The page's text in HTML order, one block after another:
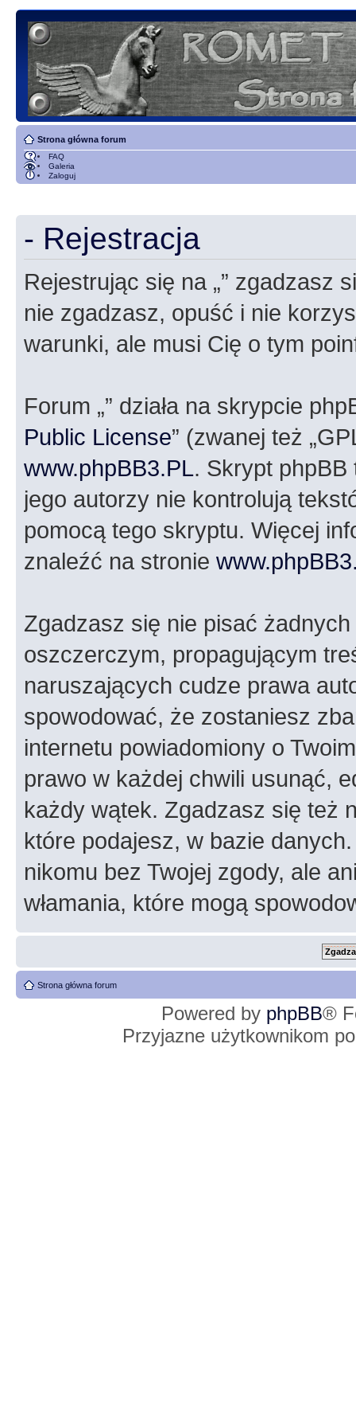
Strona główna forum
FAQ
Galeria
Zaloguj
- Rejestracja
Rejestrując się na „” zgadzasz
nie zgadzasz, opuść i nie
warunki, ale musi Cię o tym
Forum „” działa na skrypcie
Public License” (zwanej też
www.phpBB3.PL. Skrypt phpBB
jego autorzy nie kontrolują
pomocą tego skryptu. Więcej
znaleźć na stronie
Zgadzasz się nie pisać
oszczerczym, propagującym
naruszających cudze prawa
spowodować, że zostaniesz
internetu powiadomiony o
prawo w każdej chwili usunąć,
każdy wątek. Zgadzasz się też
które podajesz, w bazie
nikomu bez Twojej zgody, ale
włamania, które mogą
Strona główna forum
Powered by phpBB®
Przyjazne użytkownikom